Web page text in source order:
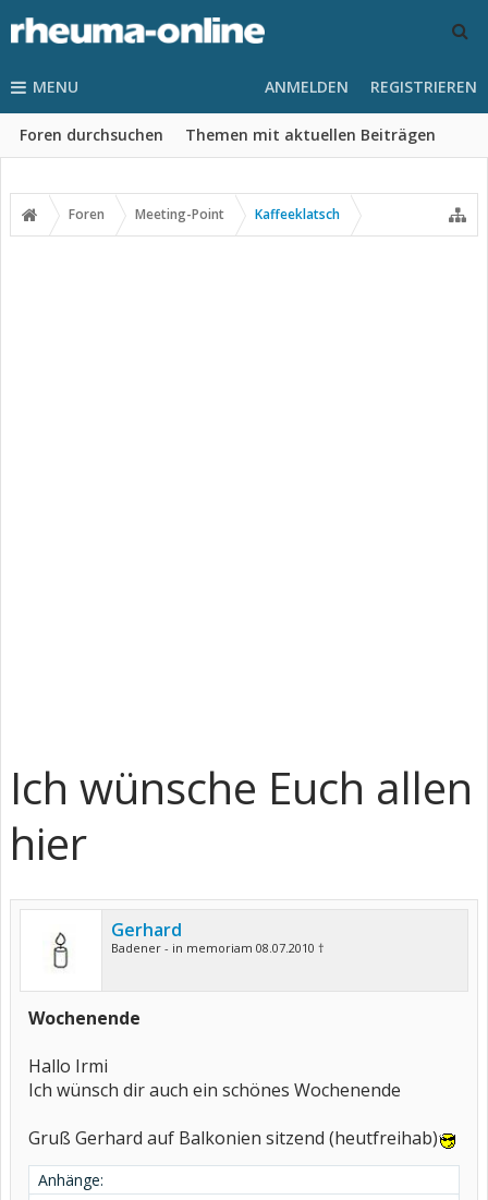
MENU
Foren durchsuchen Themen mit aktuellen Beiträgen
ANMELDEN REGISTRIEREN
Foren Meeting-Point Kaffeeklatsch
Ich wünsche Euch allen
hier
Gerhard
Badener - in memoriam 08.07.2010 †
Wochenende
Hallo Irmi
Ich wünsch dir auch ein schönes Wochenende
Gruß Gerhard auf Balkonien sitzend (heutfreihab)
Anhänge: